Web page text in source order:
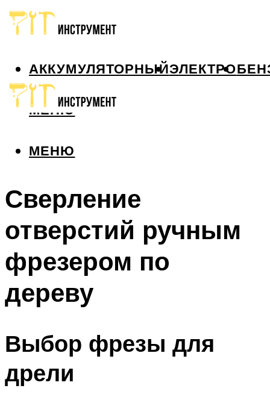
АККУМУЛЯТОРНЫЙЭЛЕКТРО
МЕНЮ
МЕНЮ
Сверление
отверстий ручным
фрезером по
дереву
Выбор фрезы для
дрели